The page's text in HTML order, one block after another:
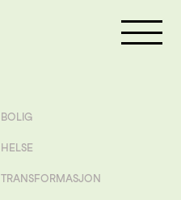
Meny
BOLIG
HELSE
TRANSFORMASJON